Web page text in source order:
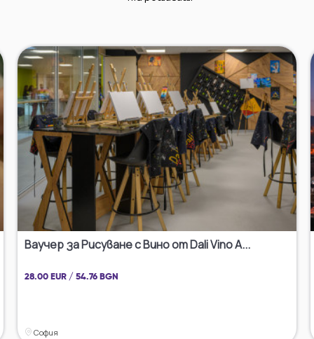
Ваучер за Рисуване с Вино от Dali Vino A...
28.00 EUR / 54.76 BGN
София